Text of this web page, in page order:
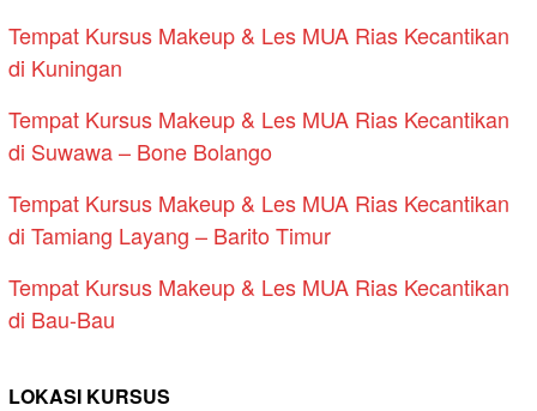
Tempat Kursus Makeup & Les MUA Rias Kecantikan
di Kuningan
Tempat Kursus Makeup & Les MUA Rias Kecantikan
di Suwawa – Bone Bolango
Tempat Kursus Makeup & Les MUA Rias Kecantikan
di Tamiang Layang – Barito Timur
Tempat Kursus Makeup & Les MUA Rias Kecantikan
di Bau-Bau
LOKASI KURSUS